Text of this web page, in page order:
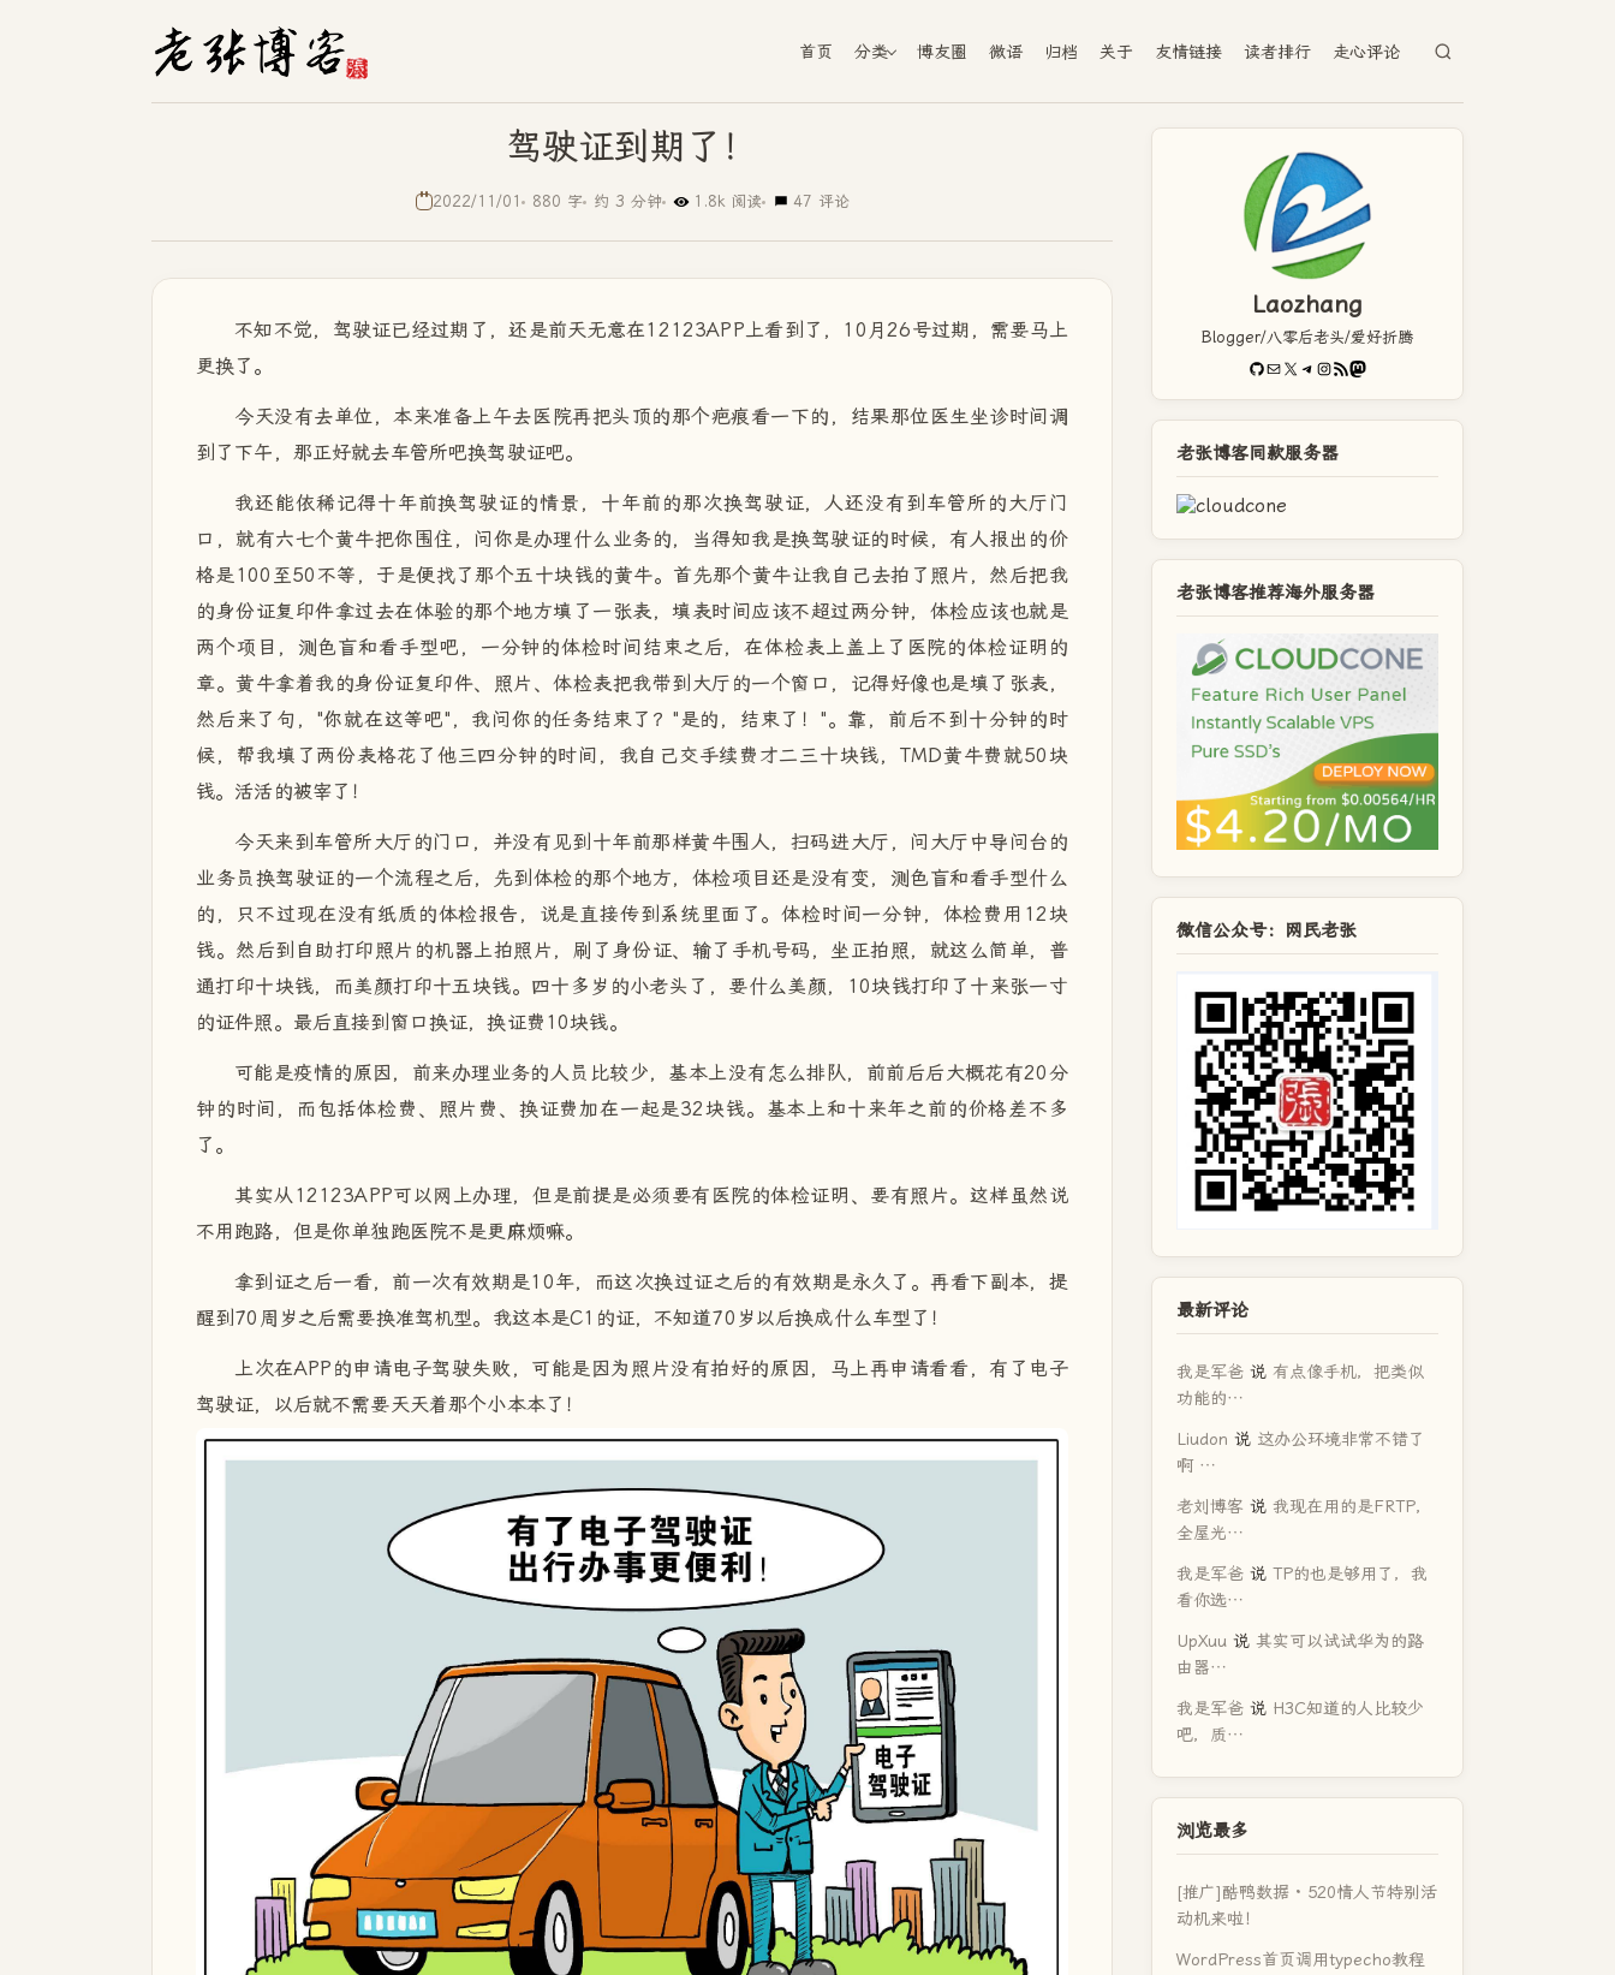
首页 分类 博友圈 微语 归档 关于 友情链接 读者排行 走心评论
驾驶证到期了！
2022/11/01 880 字 约 3 分钟 1.8k 阅读 47 评论
不知不觉，驾驶证已经过期了，还是前天无意在12123APP上看到了，10月26号过期，需要马上
更换了。
今天没有去单位，本来准备上午去医院再把头顶的那个疤痕看一下的，结果那位医生坐诊时间调
到了下午，那正好就去车管所吧换驾驶证吧。
我还能依稀记得十年前换驾驶证的情景，十年前的那次换驾驶证，人还没有到车管所的大厅门
口，就有六七个黄牛把你围住，问你是办理什么业务的，当得知我是换驾驶证的时候，有人报出的价
格是100至50不等，于是便找了那个五十块钱的黄牛。首先那个黄牛让我自己去拍了照片，然后把我
的身份证复印件拿过去在体验的那个地方填了一张表，填表时间应该不超过两分钟，体检应该也就是
两个项目，测色盲和看手型吧，一分钟的体检时间结束之后，在体检表上盖上了医院的体检证明的
章。黄牛拿着我的身份证复印件、照片、体检表把我带到大厅的一个窗口，记得好像也是填了张表，
然后来了句，"你就在这等吧"，我问你的任务结束了？"是的，结束了！"。靠，前后不到十分钟的时
候，帮我填了两份表格花了他三四分钟的时间，我自己交手续费才二三十块钱，TMD黄牛费就50块
钱。活活的被宰了！
今天来到车管所大厅的门口，并没有见到十年前那样黄牛围人，扫码进大厅，问大厅中导问台的
业务员换驾驶证的一个流程之后，先到体检的那个地方，体检项目还是没有变，测色盲和看手型什么
的，只不过现在没有纸质的体检报告，说是直接传到系统里面了。体检时间一分钟，体检费用12块
钱。然后到自助打印照片的机器上拍照片，刷了身份证、输了手机号码，坐正拍照，就这么简单，普
通打印十块钱，而美颜打印十五块钱。四十多岁的小老头了，要什么美颜，10块钱打印了十来张一寸
的证件照。最后直接到窗口换证，换证费10块钱。
可能是疫情的原因，前来办理业务的人员比较少，基本上没有怎么排队，前前后后大概花有20分
钟的时间，而包括体检费、照片费、换证费加在一起是32块钱。基本上和十来年之前的价格差不多
了。
其实从12123APP可以网上办理，但是前提是必须要有医院的体检证明、要有照片。这样虽然说
不用跑路，但是你单独跑医院不是更麻烦嘛。
拿到证之后一看，前一次有效期是10年，而这次换过证之后的有效期是永久了。再看下副本，提
醒到70周岁之后需要换准驾机型。我这本是C1的证，不知道70岁以后换成什么车型了！
上次在APP的申请电子驾驶失败，可能是因为照片没有拍好的原因，马上再申请看看，有了电子
驾驶证，以后就不需要天天着那个小本本了！
Laozhang
Blogger/八零后老头/爱好折腾
GitHub
电子邮件X Telegram
Instagram
RSS FeedMastodon
老张博客同款服务器
老张博客推荐海外服务器
微信公众号：网民老张
最新评论
我是军爸 说 有点像手机，把类似
功能的…
Liudon 说 这办公环境非常不错了
啊 …
老刘博客 说 我现在用的是FRTP，
全屋光…
我是军爸 说 TP的也是够用了，我
看你选…
UpXuu 说 其实可以试试华为的路
由器…
我是军爸 说 H3C知道的人比较少
吧，质…
浏览最多
[推广]酷鸭数据 · 520情人节特别活
动机来啦！
WordPress首页调用typecho教程